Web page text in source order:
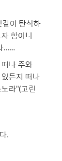
같이 탄식하
함이니
......
나 주와
든지 떠나
라"(고린
.